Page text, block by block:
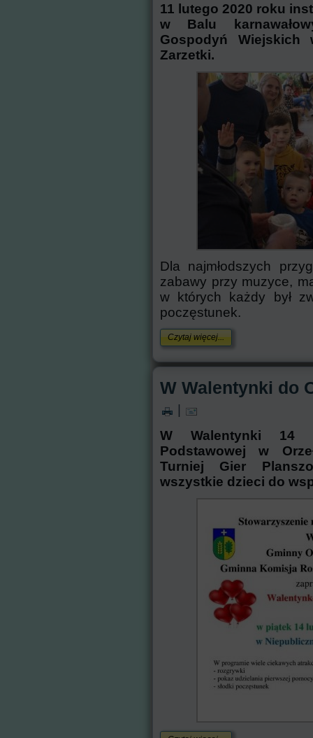
11 lutego 2020 roku
w Balu
Gospodyń
Zarzetki.
Dla najmłodszych
zabawy przy muzyce,
w których każdy był
poczęstunek.
Czytaj więcej...
W Walentynki do
W Walentynki 14
Podstawowej w
Turniej Gier
wszystkie dzieci do